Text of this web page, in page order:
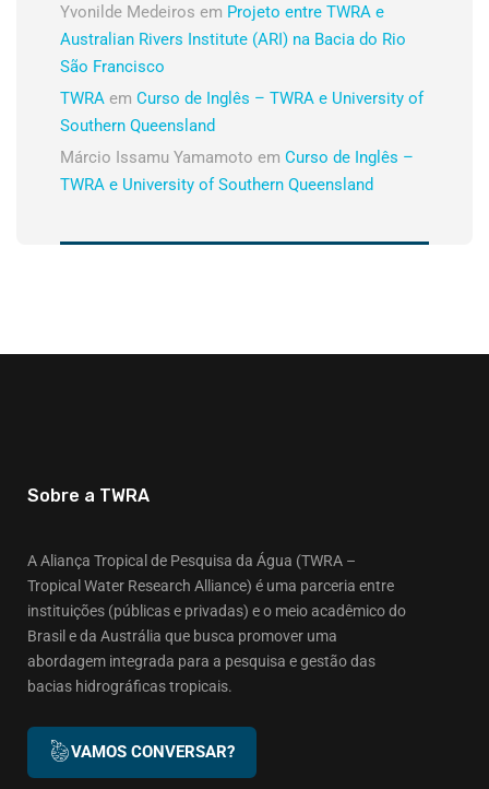
Yvonilde Medeiros em Projeto entre TWRA e
Australian Rivers Institute (ARI) na Bacia do Rio
São Francisco
TWRA em Curso de Inglês – TWRA e University of
Southern Queensland
Márcio Issamu Yamamoto em Curso de Inglês –
TWRA e University of Southern Queensland
Sobre a TWRA
A Aliança Tropical de Pesquisa da Água (TWRA –
Tropical Water Research Alliance) é uma parceria entre
instituições (públicas e privadas) e o meio acadêmico do
Brasil e da Austrália que busca promover uma
abordagem integrada para a pesquisa e gestão das
bacias hidrográficas tropicais.
VAMOS CONVERSAR?